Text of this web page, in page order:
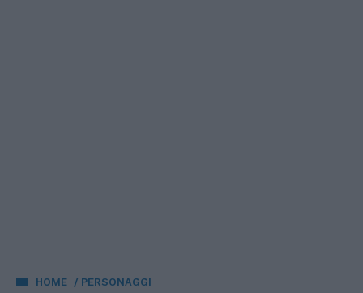
HOME PERSONAGGI